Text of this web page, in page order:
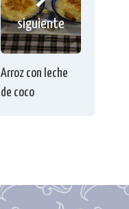
siguiente
Arroz con leche
de coco